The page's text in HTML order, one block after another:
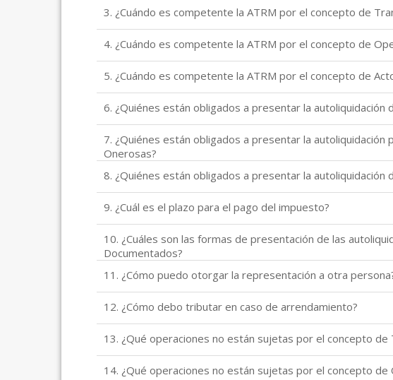
3. ¿Cuándo es competente la ATRM por el concepto de
4. ¿Cuándo es competente la ATRM por el concepto de
5. ¿Cuándo es competente la ATRM por el concepto de
6. ¿Quiénes están obligados a presentar la
7. ¿Quiénes están obligados a presentar la
Onerosas?
8. ¿Quiénes están obligados a presentar la autoliquidación
9. ¿Cuál es el plazo para el pago del impuesto?
10. ¿Cuáles son las formas de presentación de las
Documentados?
11. ¿Cómo puedo otorgar la representación a otra
12. ¿Cómo debo tributar en caso de arrendamiento?
13. ¿Qué operaciones no están sujetas por el concepto
14. ¿Qué operaciones no están sujetas por el concepto